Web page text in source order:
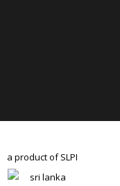
a product of SLPI